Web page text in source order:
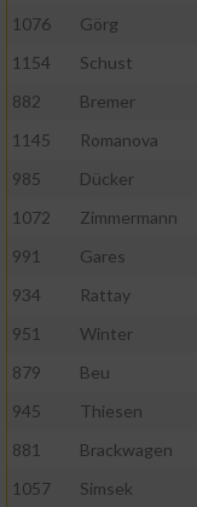
1076
Görg
1154
Schust
882
Bremer
1145
Romanova
985
Dücker
1072
Zimmermann
991
Gares
934
Rattay
951
Winter
879
Beu
945
Thiesen
881
Brackwagen
1057
Simsek